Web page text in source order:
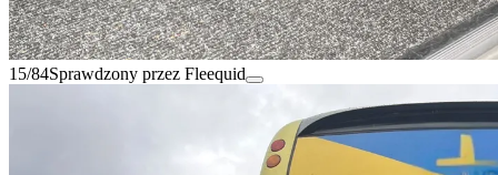
15/84Sprawdzony przez Fleequid